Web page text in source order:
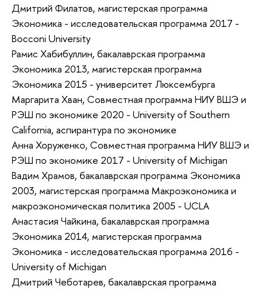
Дмитрий Филатов, магистерская программа
Экономика - исследовательская программа 2017 -
Bocconi University
Рамис Хабибуллин, бакалаврская программа
Экономика 2013, магистерская программа
Экономика 2015 - университет Люксембурга
Маргарита Хван, Совместная программа НИУ ВШЭ и
РЭШ по экономике 2020 - University of Southern
California, аспирантура по экономике
Анна Хоруженко, Совместная программа НИУ ВШЭ и
РЭШ по экономике 2017 - University of Michigan
Вадим Храмов, бакалаврская программа Экономика
2003, магистерская программа Макроэкономика и
макроэкономическая политика 2005 - UCLA
Анастасия Чайкина, бакалаврская программа
Экономика 2014, магистерская программа
Экономика - исследовательская программа 2016 -
University of Michigan
Дмитрий Чеботарев, бакалаврская программа